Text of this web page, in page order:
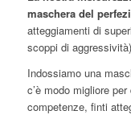
maschera del
atteggiamenti di
scoppi di
Indossiamo una
c’è modo migliore
competenze, finti